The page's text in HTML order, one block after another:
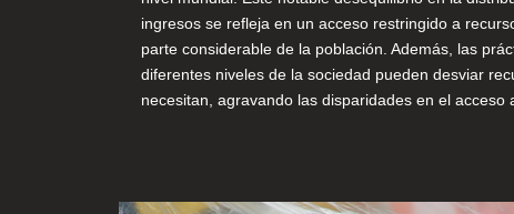
ingresos se refleja en un acceso restringido a
parte considerable de la población. Además, las
diferentes niveles de la sociedad pueden desviar
necesitan, agravando las disparidades en el acceso